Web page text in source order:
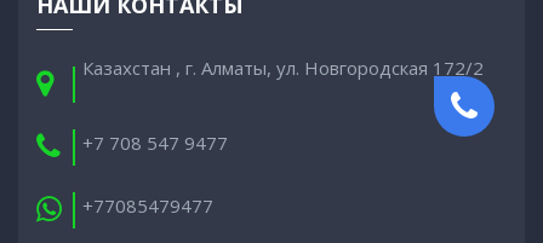
Казахстан , г. Алматы, ул. Новгородская 172/2
+7 708 547 9477
+77085479477